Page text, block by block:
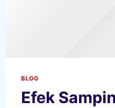
BLOG
Efek